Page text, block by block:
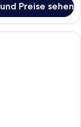
Preise sehen
mit einem großen